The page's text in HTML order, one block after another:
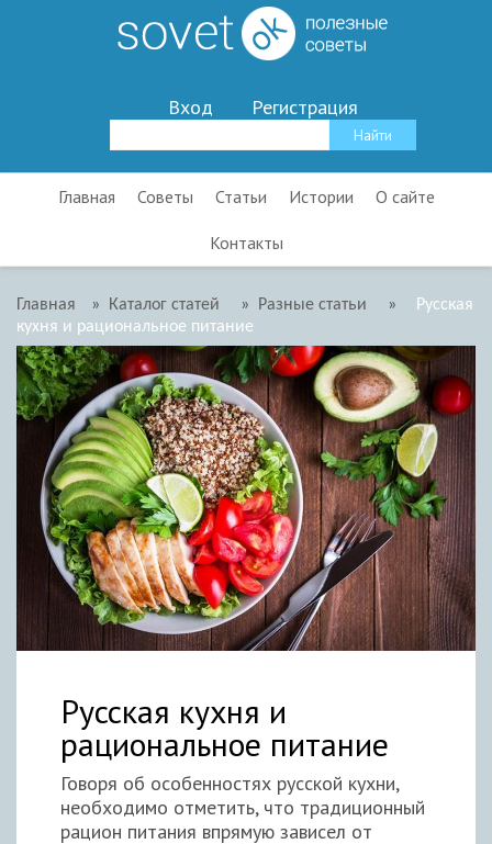
Вход Регистрация
Главная Советы Статьи Истории О сайте
Контакты
Главная » Каталог статей » Разные статьи »
Русская
кухня и рациональное питание
Русская кухня и
рациональное питание
Говоря об особенностях русской кухни,
необходимо отметить, что традиционный
рацион питания впрямую зависел от